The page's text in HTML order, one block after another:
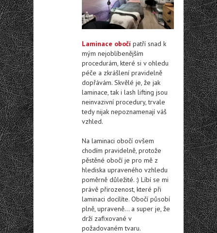
Laminace obočí patří snad k
mým nejoblíbenějším
procedurám, které si v ohledu
péče a zkrášlení pravidelně
dopřávám. Skvělé je, že jak
laminace, tak i lash lifting jsou
neinvazivní procedury, trvale
tedy nijak nepoznamenají váš
vzhled.
Na laminaci obočí ovšem
chodím pravidelně, protože
pěstěné obočí je pro mě z
hlediska upraveného vzhledu
poměrně důležité. :) Líbí se mi
právě přirozenost, které při
laminaci docílíte. Obočí působí
plně, upraveně… a super je, že
drží zafixované v
požadovaném tvaru.